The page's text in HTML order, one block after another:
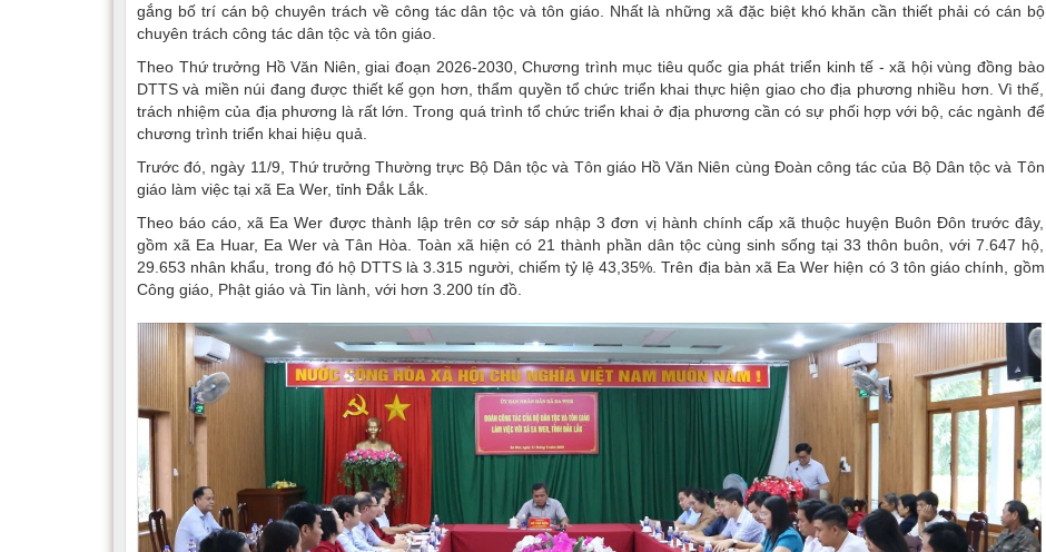
gắng bố trí cán bộ chuyên trách về công tác dân tộc và tôn giáo. Nhất là những xã đặc biệt khó khăn cần thiết phải có cán bộ
chuyên trách công tác dân tộc và tôn giáo.
Theo Thứ trưởng Hồ Văn Niên, giai đoạn 2026-2030, Chương trình mục tiêu quốc gia phát triển kinh tế - xã hội vùng đồng bào
DTTS và miền núi đang được thiết kế gọn hơn, thẩm quyền tổ chức triển khai thực hiện giao cho địa phương nhiều hơn. Vì thế,
trách nhiệm của địa phương là rất lớn. Trong quá trình tổ chức triển khai ở địa phương cần có sự phối hợp với bộ, các ngành để
chương trình triển khai hiệu quả.
Trước đó, ngày 11/9, Thứ trưởng Thường trực Bộ Dân tộc và Tôn giáo Hồ Văn Niên cùng Đoàn công tác của Bộ Dân tộc và Tôn
giáo làm việc tại xã Ea Wer, tỉnh Đắk Lắk.
Theo báo cáo, xã Ea Wer được thành lập trên cơ sở sáp nhập 3 đơn vị hành chính cấp xã thuộc huyện Buôn Đôn trước đây,
gồm xã Ea Huar, Ea Wer và Tân Hòa. Toàn xã hiện có 21 thành phần dân tộc cùng sinh sống tại 33 thôn buôn, với 7.647 hộ,
29.653 nhân khẩu, trong đó hộ DTTS là 3.315 người, chiếm tỷ lệ 43,35%. Trên địa bàn xã Ea Wer hiện có 3 tôn giáo chính, gồm
Công giáo, Phật giáo và Tin lành, với hơn 3.200 tín đồ.